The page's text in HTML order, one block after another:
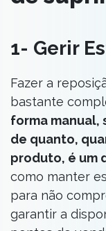
1- Gerir
Fazer a
bastante
forma manual,
de quanto,
produto, é um
como manter
para não
garantir a